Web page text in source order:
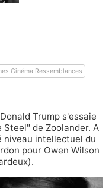
Cinéma Ressemblances
Trump s'essaie
Steel" de Zoolander. A
niveau intellectuel du
pour Owen Wilson